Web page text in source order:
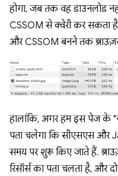
होगा, जब तक वह डाउनलोड
CSSOM से क्वेरी कर सकता
और CSSOM बनने तक
हालांकि, अगर हम इस पेज के
पता चलेगा कि सीएसएस और
समय पर शुरू किए जाते हैं.
रिसॉर्स का पता चलता है, और